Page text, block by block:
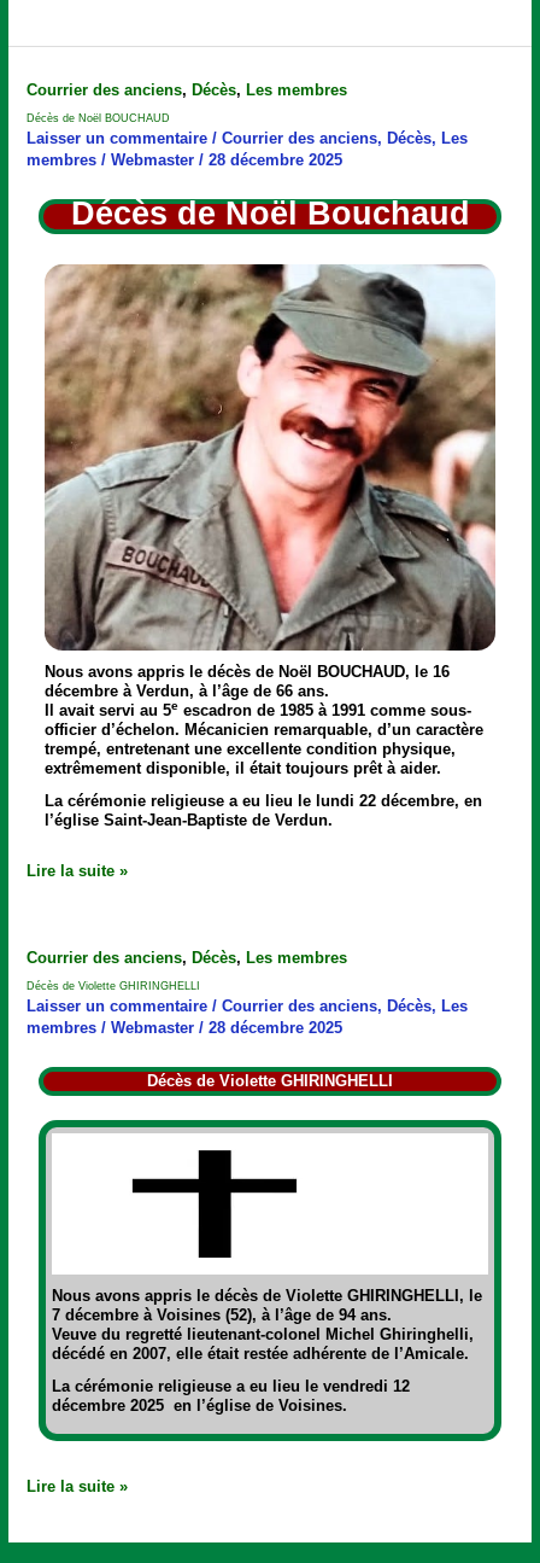
Courrier des anciens, Décès, Les membres
Décès de Noël BOUCHAUD
Laisser un commentaire /Courrier des anciens, Décès, Les
membres /Webmaster/28 décembre 2025
Décès de Noël Bouchaud
Nous avons appris le décès de Noël BOUCHAUD, le 16
décembre à Verdun, à l’âge de 66 ans.
Il avait servi au 5e escadron de 1985 à 1991 comme sous-
officier d’échelon. Mécanicien remarquable, d’un caractère
trempé, entretenant une excellente condition physique,
extrêmement disponible, il était toujours prêt à aider.
La cérémonie religieuse a eu lieu le lundi 22 décembre, en
l’église Saint-Jean-Baptiste de Verdun.
Noël
BOUCHAUD
Lire la suite »
Courrier des anciens, Décès, Les membres
Décès de Violette GHIRINGHELLI
Laisser un commentaire /Courrier des anciens, Décès, Les
membres /Webmaster/28 décembre 2025
Décès de Violette GHIRINGHELLI
Nous avons appris le décès deViolette GHIRINGHELLI, le
7 décembre à Voisines (52), à l’âge de 94 ans.
Veuve du regretté lieutenant-colonel Michel Ghiringhelli,
décédé en 2007, elle était restée adhérente de l’Amicale.
La cérémonie religieuse a eu lieu le vendredi 12
décembre 2025 en l’église de Voisines.
Décès
Violette
GHIRINGHELLI
Lire la suite »